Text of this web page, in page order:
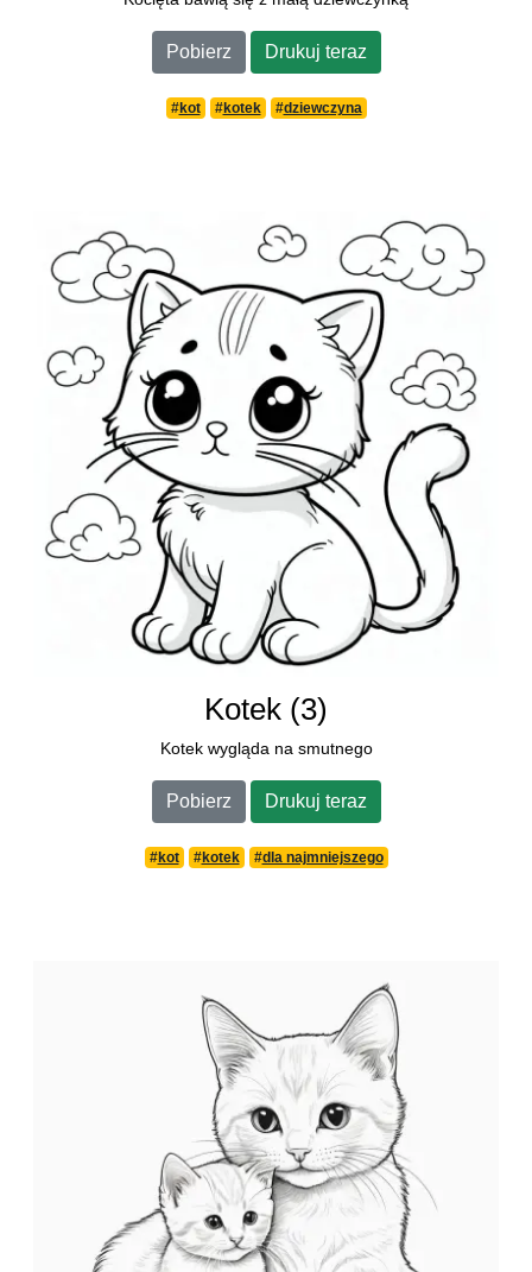
Pobierz Drukuj teraz
#kot #kotek #dziewczyna
Kotek (3)
Kotek wygląda na smutnego
Pobierz Drukuj teraz
#kot #kotek #dla najmniejszego